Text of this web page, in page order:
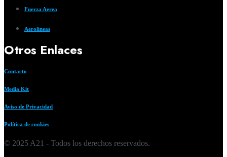
Fuerza Aerea
Aerolíneas
Otros Enlaces
Contacto
Media Kit
Aviso de Privacidad
Política de cookies
© 2025 A21 - Todos los derechos reservados.